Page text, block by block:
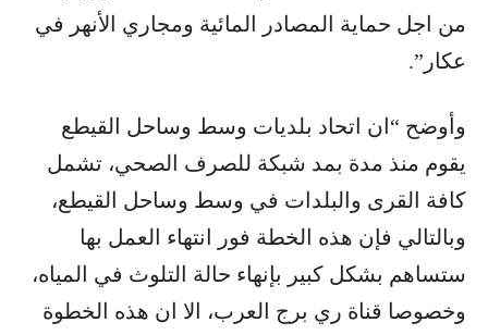
من اجل حماية المصادر المائية ومجاري الأنهر في
عكار”.
وأوضح “ان اتحاد بلديات وسط وساحل القيطع
يقوم منذ مدة بمد شبكة للصرف الصحي، تشمل
كافة القرى والبلدات في وسط وساحل القيطع،
وبالتالي فإن هذه الخطة فور انتهاء العمل بها
ستساهم بشكل كبير بإنهاء حالة التلوث في المياه،
وخصوصا قناة ري برج العرب، الا ان هذه الخطوة